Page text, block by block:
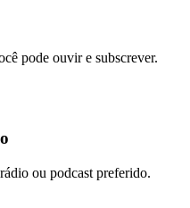
pode ouvir e subscrever.
ou podcast preferido.